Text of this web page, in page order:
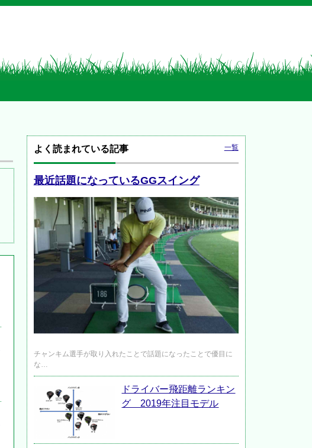
よく読まれている記事 一覧
最近話題になっているGGスイング
チャンキム選手が取り入れたことで話題になったことで優目に
な…
ドライバー飛距離ランキン
グ 2019年注目モデル